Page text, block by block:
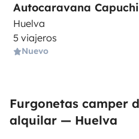
Autocaravana
Huelva
5 viajeros
Nuevo
Furgonetas camper
alquilar — Huelva